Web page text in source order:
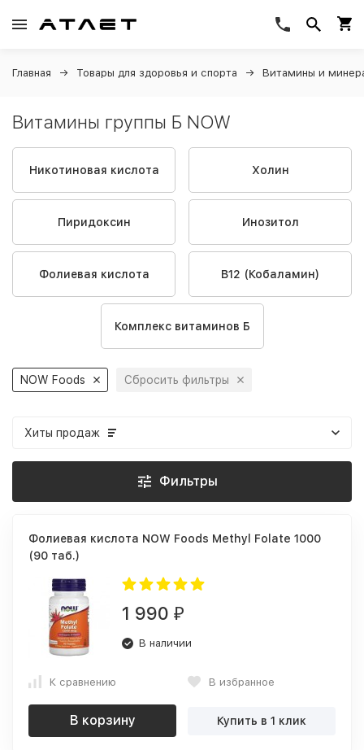
Главная Товары для здоровья и спорта Витамины и
Витамины группы Б NOW
Никотиновая кислота Холин
Пиридоксин Инозитол
Фолиевая кислота B12 (Кобаламин)
Комплекс витаминов Б
NOW Foods Сбросить фильтры
Хиты продаж
Фильтры
Фолиевая кислота NOW Foods Methyl Folate 1000
(90 таб.)
1 990 ₽
В наличии
К сравнению В избранное
В корзину Купить в 1 клик